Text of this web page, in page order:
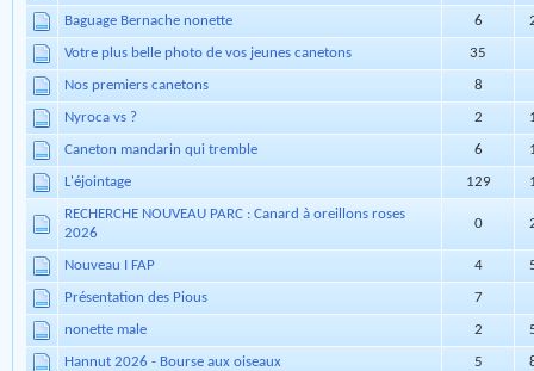
Album évasion 2099
La Bernache à cou roux - Branta ruficollis 59
crue 2026 4
Baguage Bernache nonette 6
Votre plus belle photo de vos jeunes canetons 35
Nos premiers canetons 8
Nyroca vs ? 2
Caneton mandarin qui tremble 6
L'éjointage 129
RECHERCHE NOUVEAU PARC : Canard à oreillons roses
2026
0
Nouveau I FAP 4